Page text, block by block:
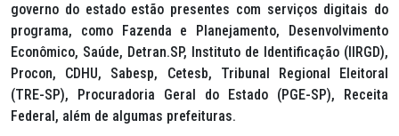
governo do estado estão presentes com serviços digitais do
programa, como Fazenda e Planejamento, Desenvolvimento
Econômico, Saúde, Detran.SP, Instituto de Identificação (IIRGD),
Procon, CDHU, Sabesp, Cetesb, Tribunal Regional Eleitoral
(TRE-SP), Procuradoria Geral do Estado (PGE-SP), Receita
Federal, além de algumas prefeituras.